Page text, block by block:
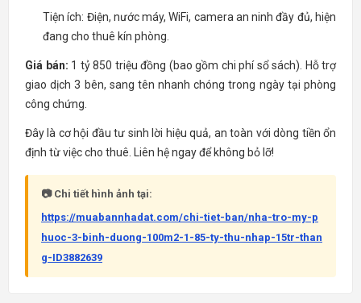
Tiện ích: Điện, nước máy, WiFi, camera an ninh đầy đủ, hiện
đang cho thuê kín phòng.
Giá bán: 1 tỷ 850 triệu đồng (bao gồm chi phí sổ sách). Hỗ trợ
giao dịch 3 bên, sang tên nhanh chóng trong ngày tại phòng
công chứng.
Đây là cơ hội đầu tư sinh lời hiệu quả, an toàn với dòng tiền ổn
định từ việc cho thuê. Liên hệ ngay để không bỏ lỡ!
📷 Chi tiết hình ảnh tại:
https://muabannhadat.com/chi-tiet-ban/nha-tro-my-p
huoc-3-binh-duong-100m2-1-85-ty-thu-nhap-15tr-than
g-ID3882639